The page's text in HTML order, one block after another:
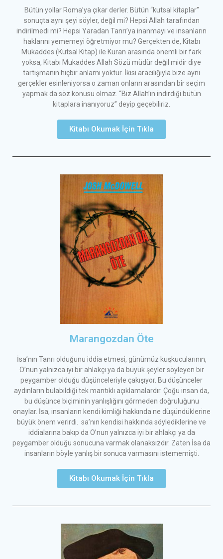
Bütün yollar Roma’ya çıkar derler. Bütün “kutsal kitaplar”
sonuçta aynı şeyi söyler, değil mi? Hepsi Allah tarafından
indirilmedi mi? Hepsi Yaradan Tanrı’ya inanmayı ve insanların
haklarını yememeyi öğretmiyor mu? Gerçekten de, Kitabı
Mukaddes (Kutsal Kitap) ile Kuran arasında önemli bir fark
yoksa, Kitabı Mukaddes Allah Sözü müdür değil midir diye
tartışmanın hiçbir anlamı yoktur. İkisi aracılığıyla bize aynı
gerçekler esinleniyorsa o zaman onların arasından bir seçim
yapmak da söz konusu olmaz. “Biz Allah’ın indirdiği bütün
kitaplara inanıyoruz” deyip geçebiliriz.
Kitabı Okumak İçin Tıkla
Marangozdan Öte
İsa’nın Tanrı olduğunu iddia etmesi, günümüz kuşkucularının,
O’nun yalnızca iyi bir ahlakçı ya da büyük şeyler söyleyen bir
peygamber olduğu düşünceleriyle çakışıyor. Bu düşünceler
aydınların bulabildiği tek mantıklı açıklamalardır. Çoğu insan da,
bu düşünce biçiminin yanlışlığını görmeden doğruluğunu
onaylar. İsa, insanların kendi kimliği hakkında ne düşündüklerine
büyük önem verirdi. sa’nın kendisi hakkında söylediklerine ve
iddialarına bakıp da O’nun yalnızca iyi bir ahlakçı ya da
peygamber olduğu sonucuna varmak olanaksızdır. Zaten İsa da
insanların böyle yanlış bir sonuca varmasını istememişti.
Kitabı Okumak İçin Tıkla